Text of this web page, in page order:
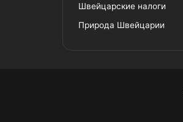
Швейцарские налоги
Природа Швейцарии